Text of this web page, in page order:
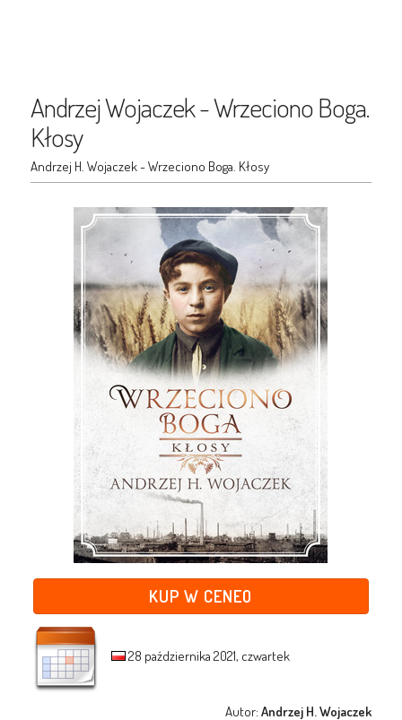
Andrzej Wojaczek - Wrzeciono Boga.
Kłosy
Andrzej H. Wojaczek - Wrzeciono Boga. Kłosy
KUP W CENEO
28 października 2021, czwartek
Autor:Andrzej H. Wojaczek